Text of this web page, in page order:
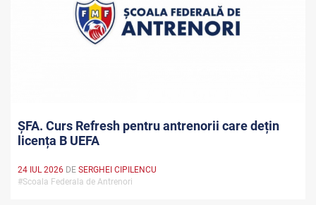
ȘFA. Curs Refresh pentru antrenorii care dețin
licența B UEFA
24 IUL 2026 DE SERGHEI CIPILENCU
#Scoala Federala de Antrenori